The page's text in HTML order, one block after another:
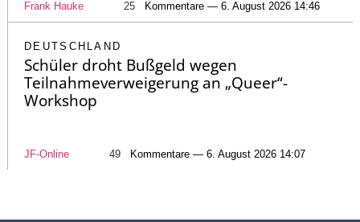
Frank Hauke 25 Kommentare — 6. August 2026 14:46
DEUTSCHLAND
Schüler droht Bußgeld wegen
Teilnahmeverweigerung an „Queer“-
Workshop
JF-Online 49 Kommentare — 6. August 2026 14:07